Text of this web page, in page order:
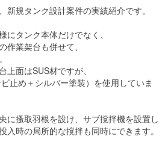
新規タンク設計案件の実績紹介です。
にタンク本体だけでなく、
作業架台も併せて、
上面はSUS材ですが、
止め＋シルバー塗装）を使用していま
に搔取羽根を設け、サブ撹拌機を設置し
入時の局所的な撹拌も同時にできます。